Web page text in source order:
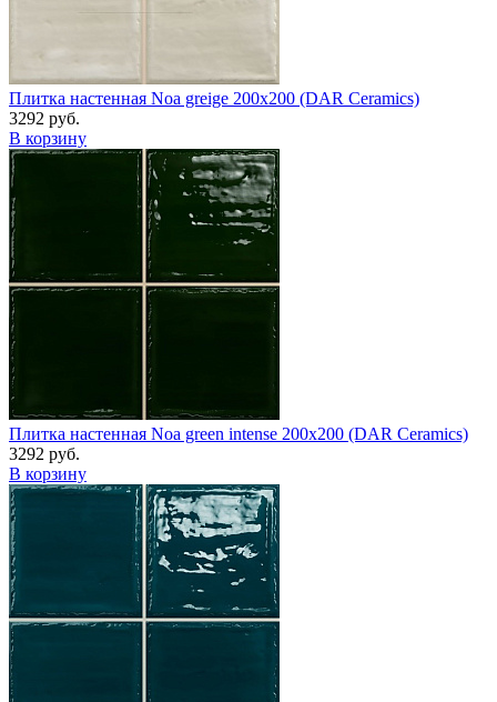
Плитка настенная Noa greige 200x200 (DAR Сeramics)
3292 руб.
В корзину
Плитка настенная Noa green intense 200x200 (DAR Сeramics)
3292 руб.
В корзину